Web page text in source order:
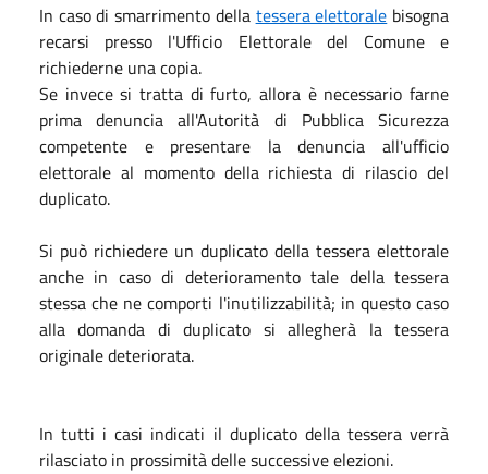
In caso di smarrimento della tessera elettorale bisogna
recarsi presso l'Ufficio Elettorale del Comune e
richiederne una copia.
Se invece si tratta di furto, allora è necessario farne
prima denuncia all'Autorità di Pubblica Sicurezza
competente e presentare la denuncia all'ufficio
elettorale al momento della richiesta di rilascio del
duplicato.
Si può richiedere un duplicato della tessera elettorale
anche in caso di deterioramento tale della tessera
stessa che ne comporti l'inutilizzabilità; in questo caso
alla domanda di duplicato si allegherà la tessera
originale deteriorata.
In tutti i casi indicati il duplicato della tessera verrà
rilasciato in prossimità delle successive elezioni.